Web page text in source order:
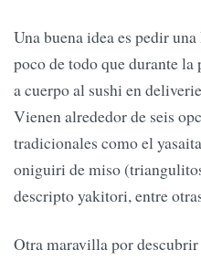
Una buena idea es pedir
poco de todo que durante
a cuerpo al sushi en
Vienen alrededor de seis
tradicionales como el
oniguiri de miso
descripto yakitori, entre
Otra maravilla por